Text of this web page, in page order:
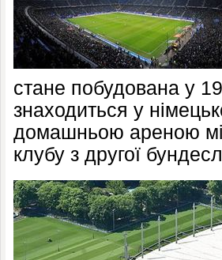
стане побудована у
знаходиться у
домашньою ареною
клубу з другої